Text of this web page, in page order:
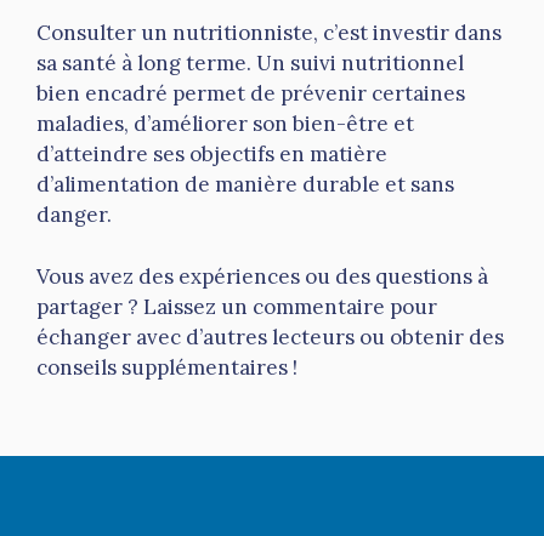
Consulter un nutritionniste, c’est investir dans
sa santé à long terme. Un suivi nutritionnel
bien encadré permet de prévenir certaines
maladies, d’améliorer son bien-être et
d’atteindre ses objectifs en matière
d’alimentation de manière durable et sans
danger.
Vous avez des expériences ou des questions à
partager ? Laissez un commentaire pour
échanger avec d’autres lecteurs ou obtenir des
conseils supplémentaires !